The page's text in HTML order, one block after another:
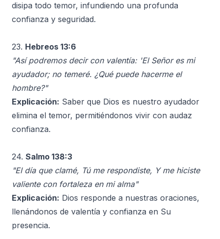
disipa todo temor, infundiendo una profunda
confianza y seguridad.
23. Hebreos 13:6
"Así podremos decir con valentía: 'El Señor es mi
ayudador; no temeré. ¿Qué puede hacerme el
hombre?"
Explicación: Saber que Dios es nuestro ayudador
elimina el temor, permitiéndonos vivir con audaz
confianza.
24. Salmo 138:3
"El día que clamé, Tú me respondiste, Y me hiciste
valiente con fortaleza en mi alma"
Explicación: Dios responde a nuestras oraciones,
llenándonos de valentía y confianza en Su
presencia.